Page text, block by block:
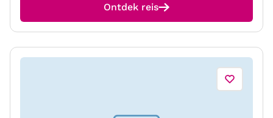
Ontdek reis